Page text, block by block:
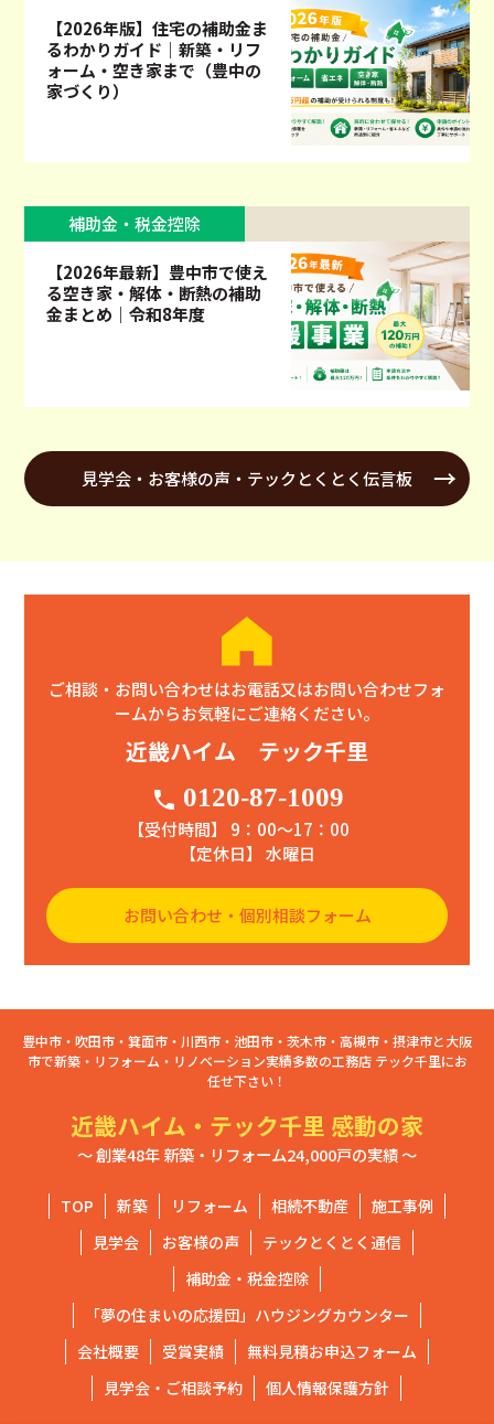
【2026年版】住宅の補助金ま
るわかりガイド｜新築・リフ
ォーム・空き家まで（豊中の
家づくり）
補助金・税金控除
【2026年最新】豊中市で使え
る空き家・解体・断熱の補助
金まとめ｜令和8年度
見学会・お客様の声・テックとくとく伝言板
ご相談・お問い合わせはお電話又はお問い合わせフォ
ームからお気軽にご連絡ください。
近畿ハイム テック千里
phone 0120-87-1009
【受付時間】 9：00〜17：00
【定休日】 水曜日
お問い合わせ・個別相談フォーム
豊中市・吹田市・箕面市・川西市・池田市・茨木市・高槻市・摂津市と大阪
市で新築・リフォーム・リノベーション実績多数の工務店 テック千里にお
任せ下さい！
近畿ハイム・テック千里 感動の家
～ 創業48年 新築・リフォーム24,000戸の実績 ～
TOP 新築 リフォーム 相続不動産
施工事例
見学会
お客様の声
テックとくとく通信
補助金・税金控除
「夢の住まいの応援団」ハウジングカウンター
会社概要
受賞実績
無料見積お申込フォーム
見学会・ご相談予約
個人情報保護方針